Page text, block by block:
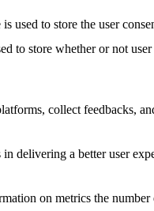
to store the user
to store whether or not
collect feedbacks,
delivering a better user
on metrics the